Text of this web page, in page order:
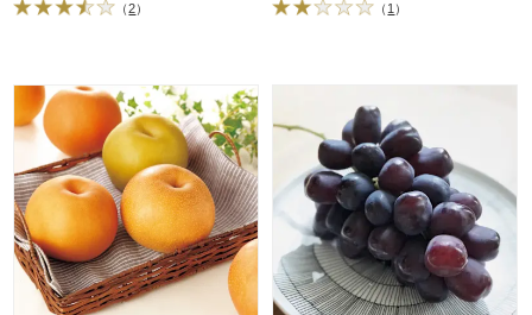
（2） （1）